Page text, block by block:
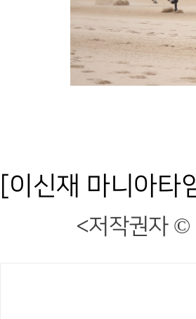
[이신재 마니아
<저작권자 ©